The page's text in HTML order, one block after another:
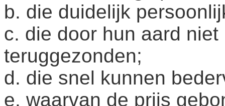
b. die duidelijk
c. die door hun aard
teruggezonden;
d. die snel kunnen
e. waarvan de prijs